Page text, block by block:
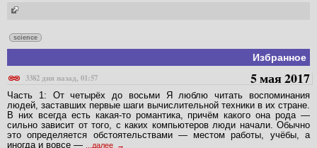
science
Избранное
3382 дня назад, 01:57
5 мая 2017
Часть 1: От четырёх до восьми Я люблю читать воспоминания
людей, заставших первые шаги вычислительной техники в их стране.
В них всегда есть какая-то романтика, причём какого она рода —
сильно зависит от того, с каких компьютеров люди начали. Обычно
это определяется обстоятельствами — местом работы, учёбы, а
иногда и вовсе —
...далее